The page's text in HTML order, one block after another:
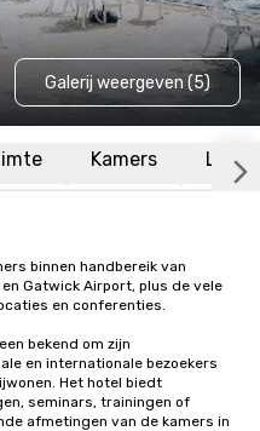
Galerij weergeven (5)
Kamers
binnen handbereik van
Gatwick Airport, plus de vele
en conferenties.
bekend om zijn
en internationale bezoekers
Het hotel biedt
seminars, trainingen of
afmetingen van de kamers in